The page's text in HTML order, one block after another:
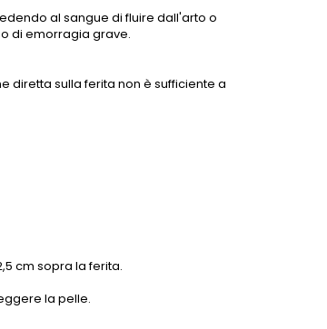
al sangue di fluire dall'arto o
di emorragia grave.
diretta sulla ferita non è sufficiente a
cm sopra la ferita.
la pelle.